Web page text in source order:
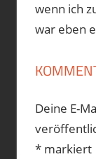
wenn ich
war eben
Deine E-
*markiert